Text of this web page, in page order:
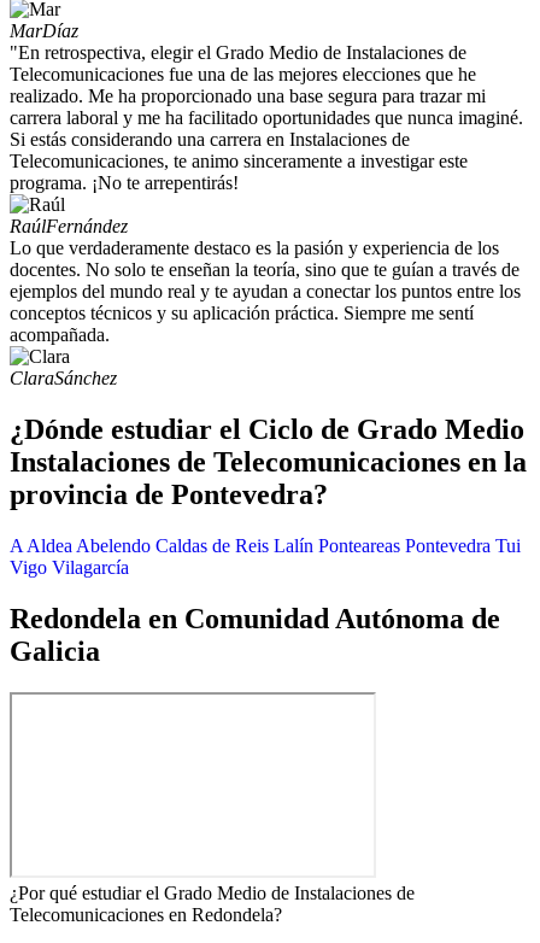
MarDíaz
"En retrospectiva, elegir el Grado Medio de Instalaciones de
Telecomunicaciones fue una de las mejores elecciones que he
realizado. Me ha proporcionado una base segura para trazar mi
carrera laboral y me ha facilitado oportunidades que nunca imaginé.
Si estás considerando una carrera en Instalaciones de
Telecomunicaciones, te animo sinceramente a investigar este
programa. ¡No te arrepentirás!
RaúlFernández
Lo que verdaderamente destaco es la pasión y experiencia de los
docentes. No solo te enseñan la teoría, sino que te guían a través de
ejemplos del mundo real y te ayudan a conectar los puntos entre los
conceptos técnicos y su aplicación práctica. Siempre me sentí
acompañada.
ClaraSánchez
¿Dónde estudiar el Ciclo de Grado Medio
Instalaciones de Telecomunicaciones en la
provincia de Pontevedra?
A Aldea Abelendo Caldas de Reis Lalín Ponteareas Pontevedra Tui
Vigo Vilagarcía
Redondela en Comunidad Autónoma de
Galicia
¿Por qué estudiar el Grado Medio de Instalaciones de
Telecomunicaciones en Redondela?